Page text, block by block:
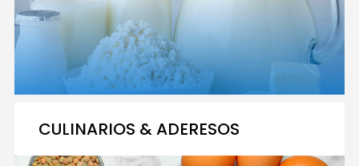
CULINARIOS & ADERESOS